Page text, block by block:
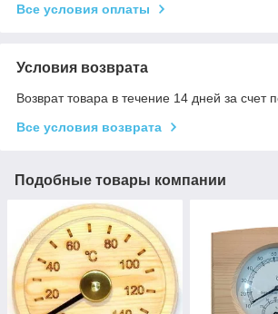
Все условия оплаты
Условия возврата
Возврат товара в течение 14 дней за счет
Все условия возврата
Подобные товары компании